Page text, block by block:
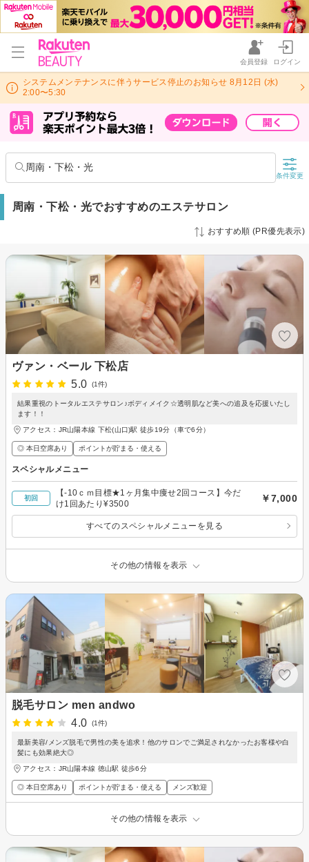
会員登録 ログイン
システムメンテナンスに伴うサービス停止のお知らせ 8月12日 (水)
2:00〜5:30
周南・下松・光
条件変更
周南・下松・光でおすすめのエステサロン
おすすめ順 (PR優先表示)
ヴァン・ベール 下松店
5.0
(1件)
結果重視のトータルエステサロン♪ボディメイク☆透明肌など美への追及を応援いたし
ます！！
アクセス：JR山陽本線 下松(山口)駅 徒歩19分（車で6分）
◎ 本日空席あり ポイントが貯まる・使える
スペシャルメニュー
初回
【-10ｃｍ目標★1ヶ月集中痩せ2回コース】今だ
け1回あたり¥3500
￥7,000
すべてのスペシャルメニューを見る
その他の情報を表示
脱毛サロン men andwo
4.0
(1件)
最新美容/メンズ脱毛で男性の美を追求！他のサロンでご満足されなかったお客様や白
髪にも効果絶大◎
アクセス：JR山陽本線 徳山駅 徒歩6分
◎ 本日空席あり ポイントが貯まる・使える メンズ歓迎
その他の情報を表示